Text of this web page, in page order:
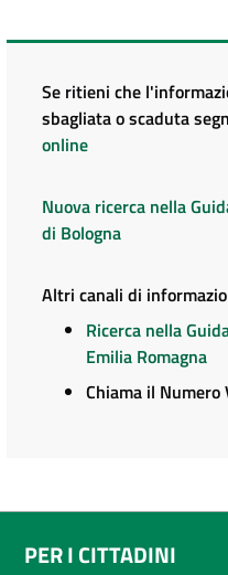
Se ritieni che
sbagliata o scaduta
online
Nuova ricerca nella
di Bologna
Altri canali di
Ricerca nella
Emilia Romagna
Chiama il
PER I CITTADINI